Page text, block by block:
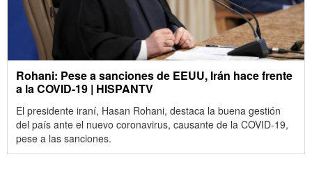
Rohani: Pese a sanciones de EEUU, Irán hace frente
a la COVID-19 | HISPANTV
El presidente iraní, Hasan Rohani, destaca la buena gestión
del país ante el nuevo coronavirus, causante de la COVID-19,
pese a las sanciones.